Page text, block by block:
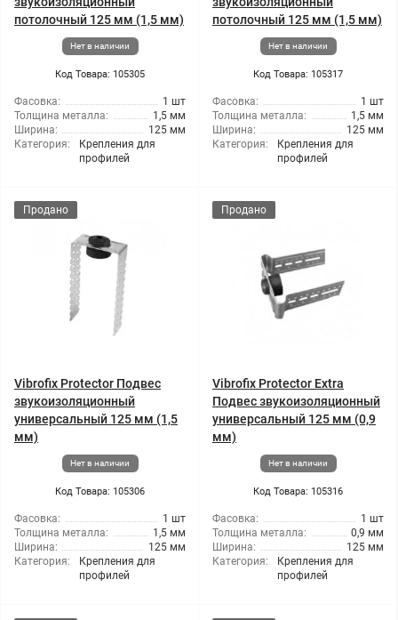
потолочный 125 мм (1,5 мм)
Нет в наличии
Код Товара: 105305
Фасовка:
1 шт
Толщина металла:
1,5 мм
Ширина:
125 мм
Категория:
Крепления для
профилей
потолочный 125 мм (1,5 мм)
Нет в наличии
Код Товара: 105317
Фасовка:
1 шт
Толщина металла:
1,5 мм
Ширина:
125 мм
Категория:
Крепления для
профилей
Продано
Vibrofix Protector Подвес
звукоизоляционный
универсальный 125 мм (1,5
мм)
Нет в наличии
Код Товара: 105306
Фасовка:
1 шт
Толщина металла:
1,5 мм
Ширина:
125 мм
Категория:
Крепления для
профилей
Продано
Vibrofix Protector Extra
Подвес звукоизоляционный
универсальный 125 мм (0,9
мм)
Нет в наличии
Код Товара: 105316
Фасовка:
1 шт
Толщина металла:
0,9 мм
Ширина:
125 мм
Категория:
Крепления для
профилей